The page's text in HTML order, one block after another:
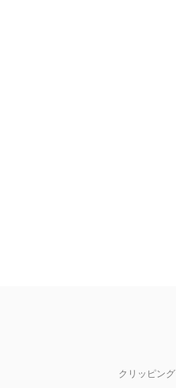
クリッピング